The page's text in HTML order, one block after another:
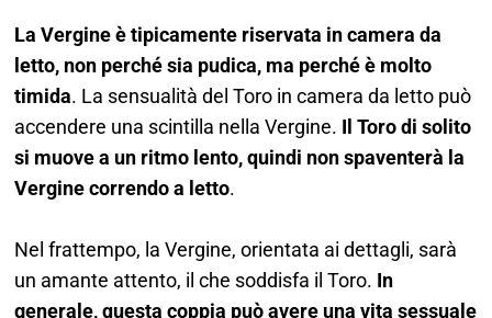
La Vergine è tipicamente riservata in camera da
letto, non perché sia pudica, ma perché è molto
timida. La sensualità del Toro in camera da letto può
accendere una scintilla nella Vergine. Il Toro di solito
si muove a un ritmo lento, quindi non spaventerà la
Vergine correndo a letto.
Nel frattempo, la Vergine, orientata ai dettagli, sarà
un amante attento, il che soddisfa il Toro. In
generale, questa coppia può avere una vita sessuale